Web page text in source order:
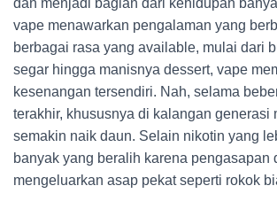
dan menjadi bagian dari kehidupan
vape menawarkan pengalaman yang
berbagai rasa yang available, mulai dari
segar hingga manisnya dessert, vape
kesenangan tersendiri. Nah, selama
terakhir, khususnya di kalangan generasi
semakin naik daun. Selain nikotin yang
banyak yang beralih karena pengasapan
mengeluarkan asap pekat seperti rokok